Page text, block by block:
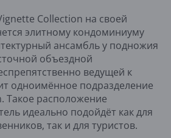
Collection на своей
элитному кондоминиуму
ансамбль у подножия
объездной
ведущей к
одноимённое подразделение
Такое расположение
идеально подойдёт как для
так и для туристов.